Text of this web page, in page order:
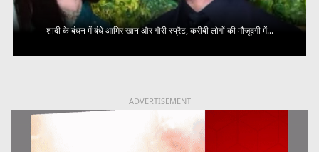
शादी के बंधन में बंधे आमिर खान और गौरी स्प्रैट, करीबी लोगों की मौजूदगी में...
ADVERTISEMENT